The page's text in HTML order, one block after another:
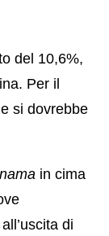
del 10,6%,
Per il
si dovrebbe
in cima
di